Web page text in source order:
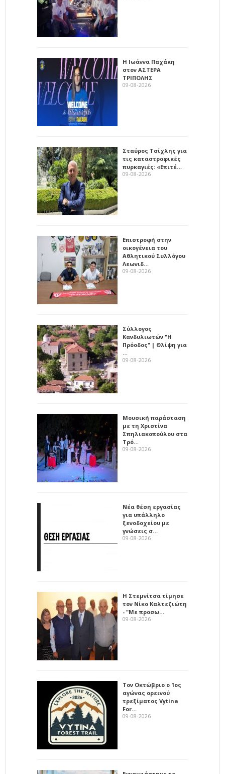
Η Ιωάννα Παχάκη
στον ΑΣΤΕΡΑ
ΤΡΙΠΟΛΗΣ
09-08-2026
Σταύρος Τσίχλης για
τις καταστροφικές
πυρκαγιές: «Επιτέ…
09-08-2026
Επιστροφή στην
οικογένεια του
Αθλητικού Συλλόγου
Λεωνιδ…
09-08-2026
Σύλλογος
Κανδυλιωτών "Η
Πρόοδος" | Θλίψη για
…
09-08-2026
Μουσική παράσταση
με τη Χριστίνα
Σπηλιακοπούλου στα
Τρό…
09-08-2026
Νέα θέση εργασίας
για υπάλληλο
ξενοδοχείου με
γνώσεις σ…
09-08-2026
Η Στεμνίτσα τίμησε
τον Νίκο Καλτεζιώτη
- "Με προσω…
09-08-2026
Τον Οκτώβριο ο 1ος
αγώνας ορεινού
τρεξίματος Vytina
For…
09-08-2026